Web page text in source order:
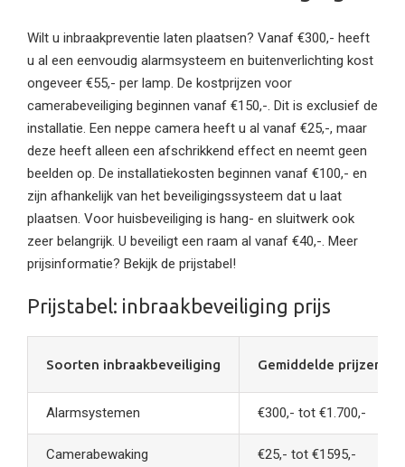
Wilt u inbraakpreventie laten plaatsen? Vanaf €300,- heeft
u al een eenvoudig alarmsysteem en buitenverlichting kost
ongeveer €55,- per lamp. De kostprijzen voor
camerabeveiliging beginnen vanaf €150,-. Dit is exclusief de
installatie. Een neppe camera heeft u al vanaf €25,-, maar
deze heeft alleen een afschrikkend effect en neemt geen
beelden op. De installatiekosten beginnen vanaf €100,- en
zijn afhankelijk van het beveiligingssysteem dat u laat
plaatsen. Voor huisbeveiliging is hang- en sluitwerk ook
zeer belangrijk. U beveiligt een raam al vanaf €40,-. Meer
prijsinformatie? Bekijk de prijstabel!
Prijstabel: inbraakbeveiliging prijs
Soorten inbraakbeveiliging Gemiddelde prijzen*
Alarmsystemen €300,- tot €1.700,-
Camerabewaking €25,- tot €1595,-